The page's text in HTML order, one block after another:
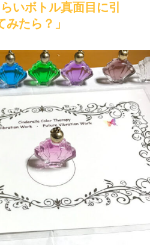
いボトル真面目に引
みたら？」